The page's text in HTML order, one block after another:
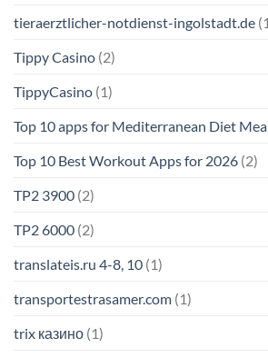
tieraerztlicher-notdienst-ingolstadt.de
Tippy Casino (2)
TippyCasino (1)
Top 10 apps for Mediterranean Diet
Top 10 Best Workout Apps for 2026 (2)
TP2 3900 (2)
TP2 6000 (2)
translateis.ru 4-8, 10 (1)
transportestrasamer.com (1)
trix казино (1)